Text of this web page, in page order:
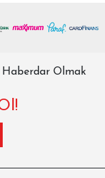
Haberdar Olmak